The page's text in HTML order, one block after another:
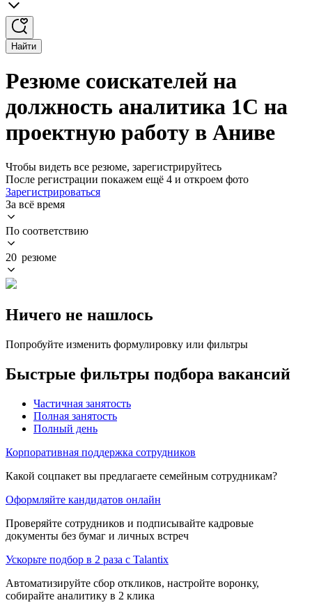
Найти
Резюме соискателей на
должность аналитика 1C на
проектную работу в Аниве
Чтобы видеть все резюме, зарегистрируйтесь
После регистрации покажем ещё 4 и откроем фото
Зарегистрироваться
За всё время
По соответствию
20 резюме
Ничего не нашлось
Попробуйте изменить формулировку или фильтры
Быстрые фильтры подбора вакансий
Частичная занятость
Полная занятость
Полный день
Корпоративная поддержка сотрудников
Какой соцпакет вы предлагаете семейным сотрудникам?
Оформляйте кандидатов онлайн
Проверяйте сотрудников и подписывайте кадровые
документы без бумаг и личных встреч
Ускорьте подбор в 2 раза с Talantix
Автоматизируйте сбор откликов, настройте воронку,
собирайте аналитику в 2 клика